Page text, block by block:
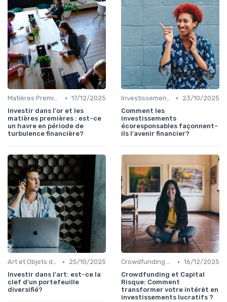
Matières Premières et Or • 17/12/2025
Investir dans l'or et les
matières premières : est-ce
un havre en période de
turbulence financière?
Investissements Écologiques et Durables •
23/10/2025
Comment les
investissements
écoresponsables façonnent-
ils l'avenir financier?
Art et Objets de Collection •
25/10/2025
Investir dans l'art: est-ce la
clef d'un portefeuille
diversifié?
Crowdfunding et Capital Risque • 16/12/2025
Crowdfunding et Capital
Risque: Comment
transformer votre intérêt en
investissements lucratifs ?